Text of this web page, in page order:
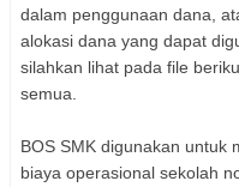
dalam penggunaan dana,
alokasi dana yang dapat
silahkan lihat pada file
semua.
BOS SMK digunakan untuk
biaya operasional sekolah